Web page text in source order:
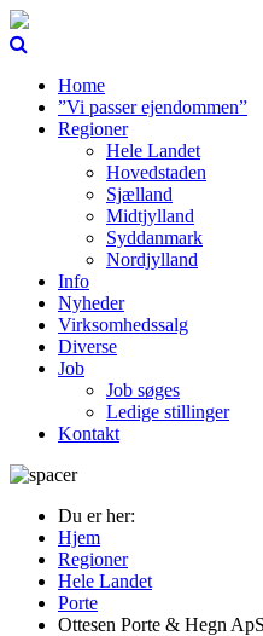
Home
”Vi passer ejendommen”
Regioner
Hele Landet
Hovedstaden
Sjælland
Midtjylland
Syddanmark
Nordjylland
Info
Nyheder
Virksomhedssalg
Diverse
Job
Job søges
Ledige stillinger
Kontakt
Du er her:
Hjem
Regioner
Hele Landet
Porte
Ottesen Porte & Hegn